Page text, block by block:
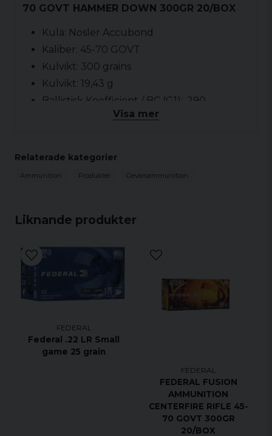
Liknande produkter
FEDERAL
Federal .22 LR Small
game 25 grain
FEDERAL
FEDERAL FUSION
AMMUNITION
CENTERFIRE RIFLE 45-
70 GOVT 300GR
20/BOX
70 GOVT HAMMER DOWN 300GR 20/BOX
Kula: Nosler Accubond
Kaliber: 45-70 GOVT
Kulvikt: 300 grains
Kulvikt: 19,43 g
Ballistisk Koefficient / BC (G1): .290
Produktserie: Hammer Down
Antal per förpackning: 20 st
Visa mer
Relaterade kategorier
Ammunition Produkter Gevärsammunition